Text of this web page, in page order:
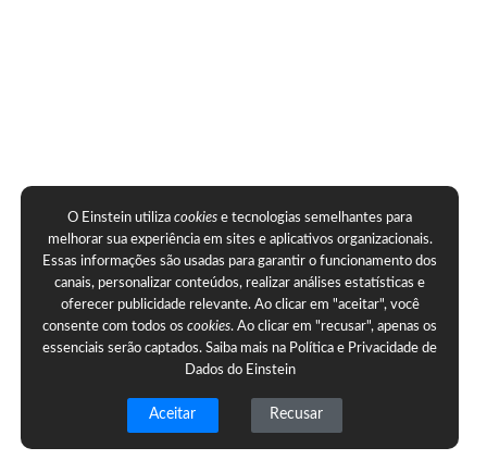
O Einstein utilizacookies e tecnologias semelhantes para
melhorar sua experiência em sites e aplicativos organizacionais.
Essas informações são usadas para garantir o funcionamento dos
canais, personalizar conteúdos, realizar análises estatísticas e
oferecer publicidade relevante. Ao clicar em "aceitar", você
consente com todos oscookies. Ao clicar em "recusar", apenas os
essenciais serão captados. Saiba mais na Política e Privacidade de
Dados do Einstein
Aceitar Recusar